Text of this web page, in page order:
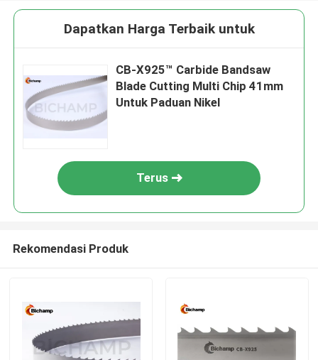
Dapatkan Harga Terbaik untuk
CB-X925™ Carbide Bandsaw
Blade Cutting Multi Chip 41mm
Untuk Paduan Nikel
Terus
Rekomendasi Produk